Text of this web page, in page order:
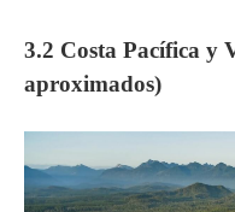
3.2 Costa Pacífica y
aproximados)